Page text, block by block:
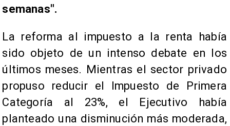
semanas".
La reforma al impuesto a la renta había
sido objeto de un intenso debate en los
últimos meses. Mientras el sector privado
propuso reducir el Impuesto de Primera
Categoría al 23%, el Ejecutivo había
planteado una disminución más moderada,